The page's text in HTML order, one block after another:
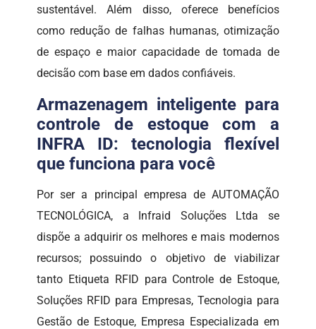
sustentável. Além disso, oferece benefícios
como redução de falhas humanas, otimização
de espaço e maior capacidade de tomada de
decisão com base em dados confiáveis.
Armazenagem inteligente para
controle de estoque com a
INFRA ID: tecnologia flexível
que funciona para você
Por ser a principal empresa de AUTOMAÇÃO
TECNOLÓGICA, a Infraid Soluções Ltda se
dispõe a adquirir os melhores e mais modernos
recursos; possuindo o objetivo de viabilizar
tanto Etiqueta RFID para Controle de Estoque,
Soluções RFID para Empresas, Tecnologia para
Gestão de Estoque, Empresa Especializada em